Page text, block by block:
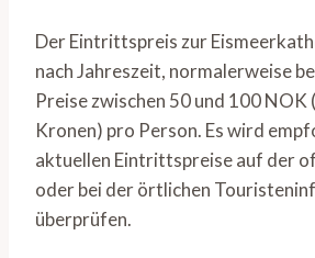
Der Eintrittspreis zur
nach Jahreszeit, normalerweise
Preise zwischen 50 und 100 NOK
Kronen) pro Person. Es wird
aktuellen Eintrittspreise auf der
oder bei der örtlichen
überprüfen.